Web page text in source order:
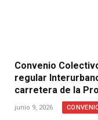
Convenio
regular
carretera de la
junio 9, 2026